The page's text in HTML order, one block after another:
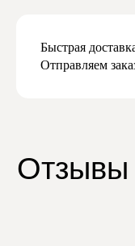
Быстрая
Отправляем